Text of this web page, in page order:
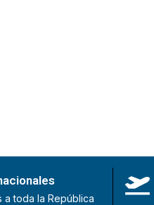
a toda la República